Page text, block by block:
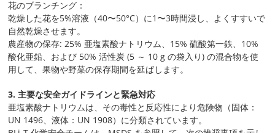
花のブランチング：
乾燥した花を5%溶液（40〜50°C）に1〜3時間浸し、よくすすいで
自然乾燥させます。
農産物の保存: 25% 亜塩素酸ナトリウム、15% 硫酸第一鉄、10%
酸化亜鉛、および 50% 活性炭 (5 ～ 10 g の袋入り) の混合物を使
用して、果物や野菜の保存期間を延ばします。
3. 主要な安全ガイドラインと緊急対応
亜塩素酸ナトリウムは、その毒性と反応性により危険物（固体：
UN 1496、液体：UN 1908）に分類されています。